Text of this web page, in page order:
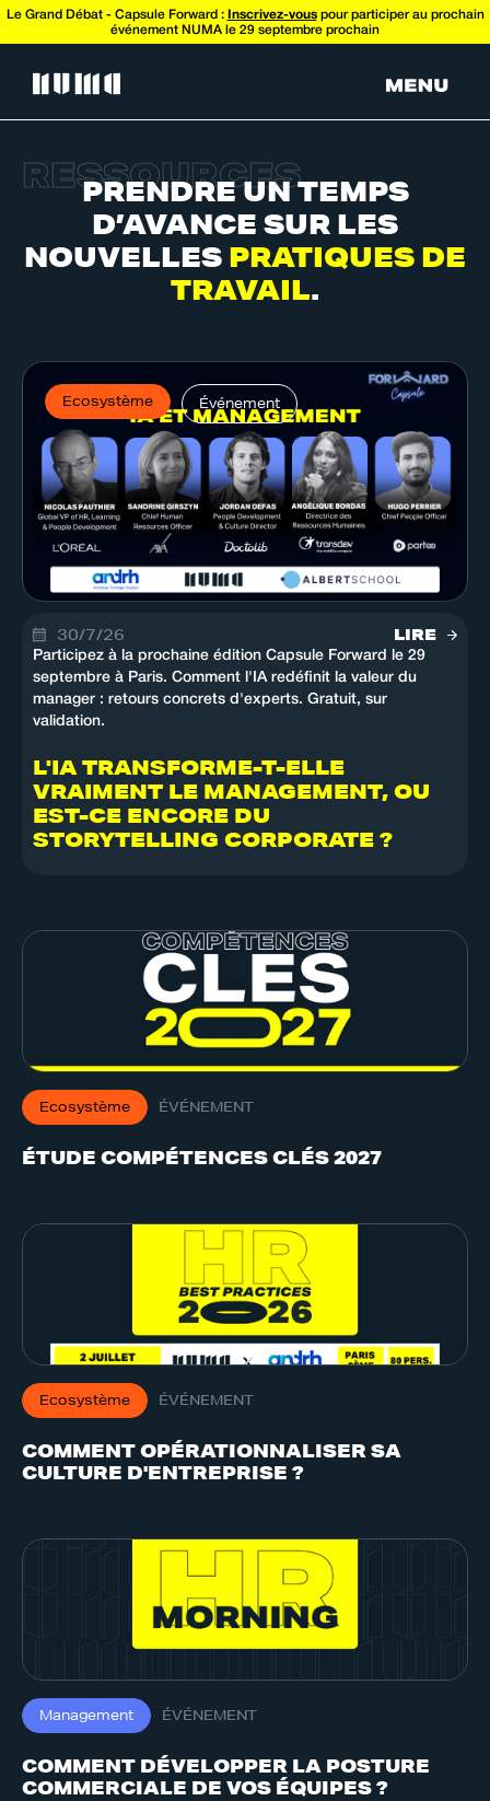
Le Grand Débat - Capsule Forward : Inscrivez-vouspour participer au prochain
événement NUMA le 29 septembre prochain
PRENDRE UN TEMPS
D’AVANCE SUR LES
NOUVELLES PRATIQUES DE
TRAVAIL.
RESSOURCES
Ecosystème Événement
L'IA TRANSFORME-T-ELLE
VRAIMENT LE MANAGEMENT, OU
EST-CE ENCORE DU
STORYTELLING CORPORATE ?
Participez à la prochaine édition Capsule Forward le 29
septembre à Paris. Comment l'IA redéfinit la valeur du
manager : retours concrets d'experts. Gratuit, sur
validation.
30/7/26 LIRE
Ecosystème ÉVÉNEMENT
ÉTUDE COMPÉTENCES CLÉS 2027
Ecosystème ÉVÉNEMENT
COMMENT OPÉRATIONNALISER SA
CULTURE D'ENTREPRISE ?
Management ÉVÉNEMENT
COMMENT DÉVELOPPER LA POSTURE
COMMERCIALE DE VOS ÉQUIPES ?